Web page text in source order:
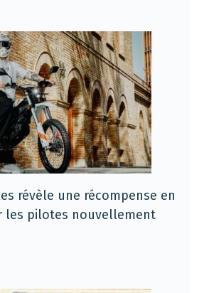
révèle une récompense en
les pilotes nouvellement